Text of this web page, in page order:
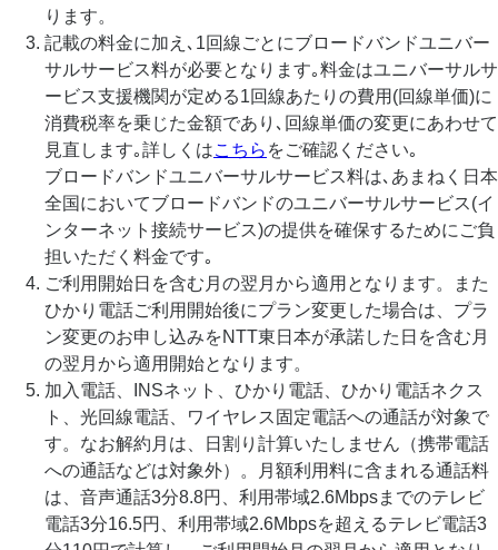
ります。
記載の料金に加え､1回線ごとにブロードバンドユニバー
サルサービス料が必要となります｡料金はユニバーサルサ
ービス支援機関が定める1回線あたりの費用(回線単価)に
消費税率を乗じた金額であり､回線単価の変更にあわせて
見直します｡詳しくはこちら をご確認ください｡
ブロードバンドユニバーサルサービス料は､あまねく日本
全国においてブロードバンドのユニバーサルサービス(イ
ンターネット接続サービス)の提供を確保するためにご負
担いただく料金です｡
ご利用開始日を含む月の翌月から適用となります。また
ひかり電話ご利用開始後にプラン変更した場合は、プラ
ン変更のお申し込みをNTT東日本が承諾した日を含む月
の翌月から適用開始となります。
加入電話、INSネット、ひかり電話、ひかり電話ネクス
ト、光回線電話、ワイヤレス固定電話への通話が対象で
す。なお解約月は、日割り計算いたしません（携帯電話
への通話などは対象外）。月額利用料に含まれる通話料
は、音声通話3分8.8円、利用帯域2.6Mbpsまでのテレビ
電話3分16.5円、利用帯域2.6Mbpsを超えるテレビ電話3